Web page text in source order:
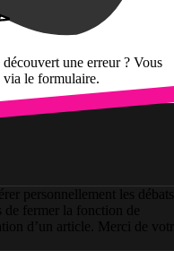
une erreur ? Vous
via le formulaire.
personnellement les débats
de fermer la fonction de
d’un article. Merci de